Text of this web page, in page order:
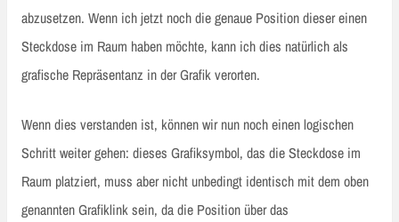
abzusetzen. Wenn ich jetzt noch die genaue Position dieser einen
Steckdose im Raum haben möchte, kann ich dies natürlich als
grafische Repräsentanz in der Grafik verorten.
Wenn dies verstanden ist, können wir nun noch einen logischen
Schritt weiter gehen: dieses Grafiksymbol, das die Steckdose im
Raum platziert, muss aber nicht unbedingt identisch mit dem oben
genannten Grafiklink sein, da die Position über das